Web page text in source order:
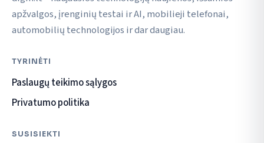
apžvalgos, įrenginių testai ir AI, mobilieji telefonai,
automobilių technologijos ir dar daugiau.
TYRINĖTI
Paslaugų teikimo sąlygos
Privatumo politika
SUSISIEKTI